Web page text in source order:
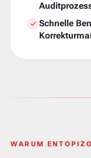
Schnelle
WARUM